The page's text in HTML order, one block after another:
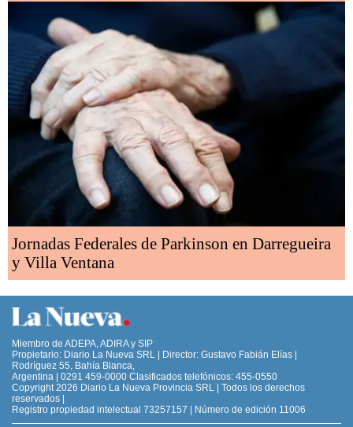
Jornadas Federales de Parkinson en Darregueira
y Villa Ventana
Miembro de ADEPA, ADIRA y SIP
Propietario: Diario La Nueva SRL | Director: Gustavo Fabián Elías |
Rodríguez 55, Bahía Blanca,
Argentina | 0291 459-0000 Clasificados telefónicos: 455-0550
Copyright 2026 Diario La Nueva Provincia SRL | Todos los derechos
reservados |
Registro propiedad intelectual 73257157 | Número de edición 11006